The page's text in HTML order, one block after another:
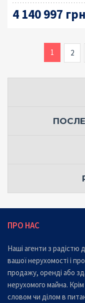
4 140 997 грн
1 2
ПРО НАС
Наші агенти з радістю
вашої нерухомості і
продажу, оренді або
нерухомого майна.
словом чи ділом в